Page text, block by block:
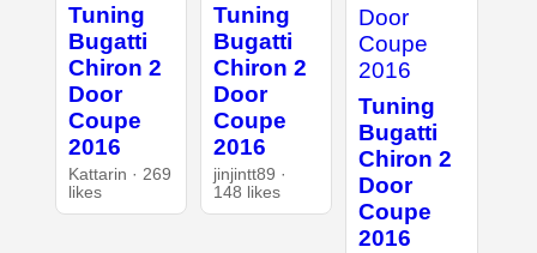
Tuning
Bugatti
Chiron 2
Door
Coupe
2016
Kattarin · 269
likes
Tuning
Bugatti
Chiron 2
Door
Coupe
2016
jinjintt89 ·
148 likes
Tuning
Bugatti
Chiron 2
Door
Coupe
2016